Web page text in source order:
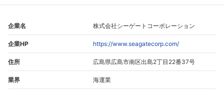
企業名 株式会社シーゲートコーポレーション
企業HP https://www.seagatecorp.com/
住所 広島県広島市南区出島2丁目22番37号
業界 海運業